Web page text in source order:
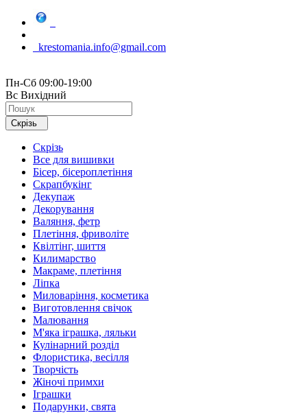
krestomania.info@gmail.com
Пн-Сб 09:00-19:00
Вс Вихідний
Скрізь
Скрізь
Все для вишивки
Бісер, бісероплетіння
Скрапбукінг
Декупаж
Декорування
Валяння, фетр
Плетіння, фриволіте
Квілтінг, шиття
Килимарство
Макраме, плетіння
Ліпка
Миловаріння, косметика
Виготовлення свічок
Малювання
М'яка іграшка, ляльки
Кулінарний розділ
Флористика, весілля
Творчість
Жіночі примхи
Іграшки
Подарунки, свята